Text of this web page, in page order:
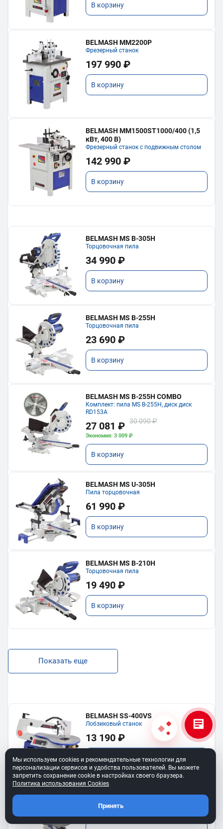
В корзину
BELMASH MM2200P
Фрезерный станок
197 990 ₽
В корзину
BELMASH MM1500ST1000/400 (1,5
кВт, 400 В)
Фрезерный станок с подвижным столом
142 990 ₽
В корзину
BELMASH MS B-305H
Торцовочная пила
34 990 ₽
В корзину
BELMASH MS B-255H
Торцовочная пила
23 690 ₽
В корзину
BELMASH MS B-255H COMBO
Комплект: пила MS B-255H, диск диск
RD153A
27 081 ₽ 30 090 ₽
Экономия: 3 009 ₽
В корзину
BELMASH MS U-305H
Пила торцовочная
61 990 ₽
В корзину
BELMASH MS B-210H
Торцовочная пила
19 490 ₽
В корзину
Показать еще
BELMASH SS-400VS
Лобзиковый станок
13 190 ₽
В корзину
Станок лобзиковый BELMASH SS-
530VSP
34 990 ₽
Мы используем cookies и рекомендательные технологии для
персонализации сервисов и удобства пользователей. Вы можете
запретить сохранение cookie в настройках своего браузера.
Политика использования Cookies
Принять